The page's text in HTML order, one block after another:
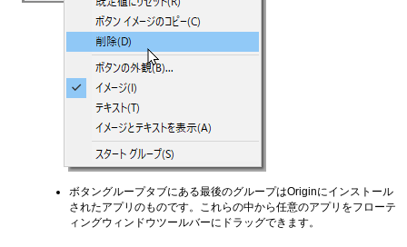
ボタングループタブにある最後のグループはOriginにインストール
されたアプリのものです。これらの中から任意のアプリをフローテ
ィングウィンドウツールバーにドラッグできます。